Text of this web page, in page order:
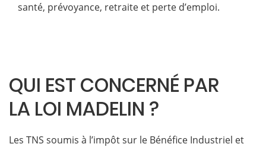
santé, prévoyance, retraite et perte d’emploi.
QUI EST CONCERNÉ PAR
LA LOI MADELIN ?
Les TNS soumis à l’impôt sur le Bénéfice Industriel et